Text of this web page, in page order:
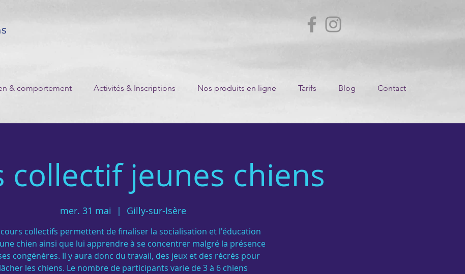
& comportement Activités & Inscriptions Nos produits en ligne Tarifs Blog Contact
collectif jeunes chiens
mer. 31 mai
  |
Gilly-sur-Isère
cours collectifs permettent de finaliser la socialisation et l'éducation
chien ainsi que lui apprendre à se concentrer malgré la présence
congénères. Il y aura donc du travail, des jeux et des récrés pour
lâcher les chiens. Le nombre de participants varie de 3 à 6 chiens